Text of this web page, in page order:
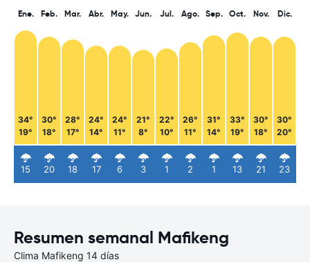
Ene.
34°
19°
15
Feb.
30°
18°
20
Mar.
28°
17°
18
Abr.
24°
14°
17
May.
24°
11°
6
Jun.
21°
8°
3
Jul.
22°
10°
1
Ago.
26°
11°
2
Sep.
31°
14°
1
Oct.
33°
19°
13
Nov.
30°
18°
21
Dic.
30°
20°
23
Resumen semanal Mafikeng
Clima Mafikeng 14 días